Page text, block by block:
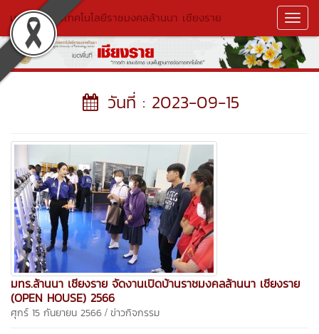
มหาวิทยาลัยเทคโนโลยีราชมงคลล้านนา เชียงราย
วันที่ : 2023-09-15
มทร.ล้านนา เชียงราย จัดงานเปิดบ้านราชมงคลล้านนา เชียงราย
(OPEN HOUSE) 2566
ศุกร์ 15 กันยายน 2566 / ข่าวกิจกรรม